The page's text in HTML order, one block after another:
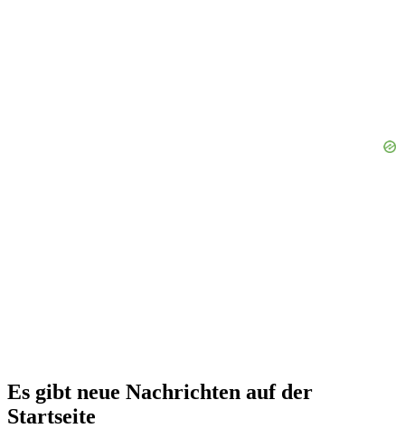
Es gibt neue Nachrichten auf der
Startseite